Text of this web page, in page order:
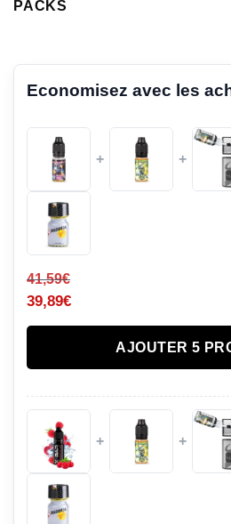
PACKS
Economisez avec les
+ +
41,59€
39,89€
AJOUTER 5
+ +